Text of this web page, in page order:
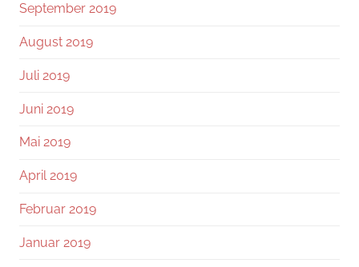
September 2019
August 2019
Juli 2019
Juni 2019
Mai 2019
April 2019
Februar 2019
Januar 2019